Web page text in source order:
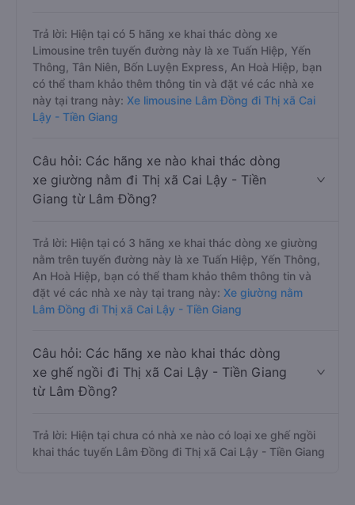
Trả lời: Hiện tại có 5 hãng xe khai thác dòng xe
Limousine trên tuyến đường này là xe Tuấn Hiệp, Yến
Thông, Tân Niên, Bốn Luyện Express, An Hoà Hiệp, bạn
có thể tham khảo thêm thông tin và đặt vé các nhà xe
này tại trang này: Xe limousine Lâm Đồng đi Thị xã Cai
Lậy - Tiền Giang
Câu hỏi: Các hãng xe nào khai thác dòng
xe giường nằm đi Thị xã Cai Lậy - Tiền
Giang từ Lâm Đồng?
Trả lời: Hiện tại có 3 hãng xe khai thác dòng xe giường
nằm trên tuyến đường này là xe Tuấn Hiệp, Yến Thông,
An Hoà Hiệp, bạn có thể tham khảo thêm thông tin và
đặt vé các nhà xe này tại trang này: Xe giường nằm
Lâm Đồng đi Thị xã Cai Lậy - Tiền Giang
Câu hỏi: Các hãng xe nào khai thác dòng
xe ghế ngồi đi Thị xã Cai Lậy - Tiền Giang
từ Lâm Đồng?
Trả lời: Hiện tại chưa có nhà xe nào có loại xe ghế ngồi
khai thác tuyến Lâm Đồng đi Thị xã Cai Lậy - Tiền Giang